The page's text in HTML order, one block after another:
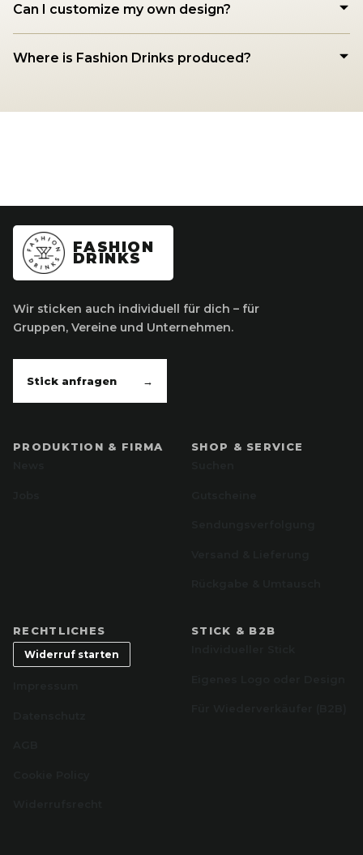
Can I customize my own design?
Where is Fashion Drinks produced?
FASHION
DRINKS
Wir sticken auch individuell für dich – für
Gruppen, Vereine und Unternehmen.
Stick anfragen →
PRODUKTION & FIRMA
SHOP & SERVICE
RECHTLICHES
Widerruf starten
STICK & B2B